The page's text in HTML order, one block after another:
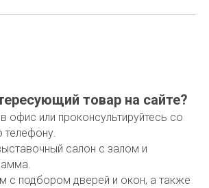
товар на сайте?
офис или проконсультируйтесь со
телефону.
салон с залом и
подбором дверей и окон, а также